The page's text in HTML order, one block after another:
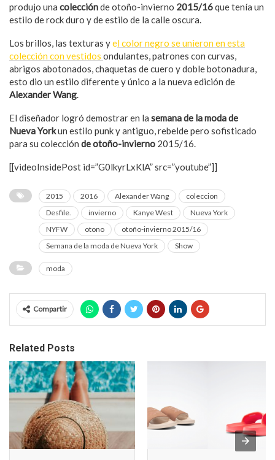
produjo una colecciónde otoño-invierno 2015/16que tenía un
estilo de rock duro y de estilo de la calle oscura.
Los brillos, las texturas yel color negro se unieron en esta
colección con vestidos ondulantes, patrones con curvas,
abrigos abotonados, chaquetas de cuero y doble botonadura,
esto dio un estilo diferente y único a la nueva edición de
Alexander Wang.
El diseñador logró demostrar en la semana de la moda de
Nueva Yorkun estilo punk y antiguo, rebelde pero sofisticado
para su colección de otoño-invierno 2015/16.
[[videoInsidePost id=”G0lkyrLxKlA” src=”youtube”]]
2015 2016 Alexander Wang
coleccion
Desfile.
invierno Kanye West
Nueva York
NYFW
otono
otoño-invierno 2015/16
Semana de la moda de Nueva York
Show
moda
Compartir
Related Posts